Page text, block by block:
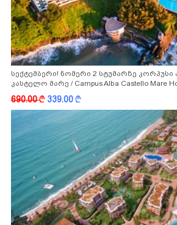
სექტემბერი! ნომერი 2 სტუმარზე
კასტელო მარე / Campus Alba Castello Mare
-სგან!
690.00k 339.00k